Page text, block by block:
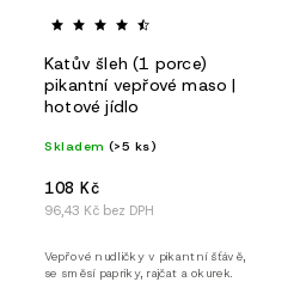
Katův šleh (1 porce)
pikantní vepřové maso |
hotové jídlo
Skladem (>5 ks)
96,43 Kč bez DPH
108 Kč
Vepřové nudličky v pikantní šťávě,
se směsí papriky, rajčat a okurek.